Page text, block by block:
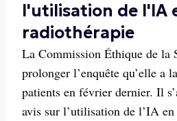
l'utilisation de l'IA
radiothérapie
La Commission Éthique de la
prolonger l’enquête qu’elle a
patients en février dernier. Il
avis sur l’utilisation de l’IA